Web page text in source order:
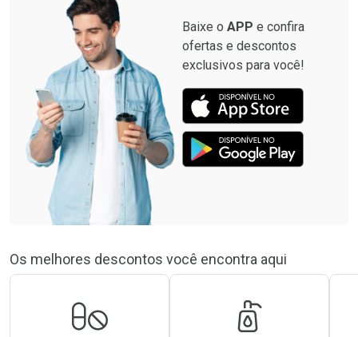
Baixe o APP e confira
ofertas e descontos
exclusivos para você!
Os melhores descontos você encontra aqui